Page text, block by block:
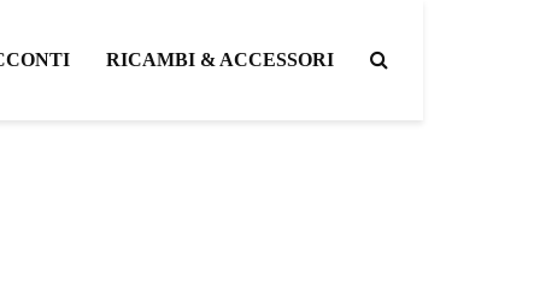
RICAMBI & ACCESSORI